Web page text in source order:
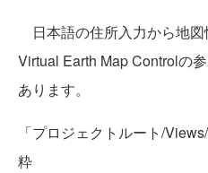
日本語の住所入力から地図
Virtual Earth Map Controlの
あります。
「プロジェクトルート/
粋